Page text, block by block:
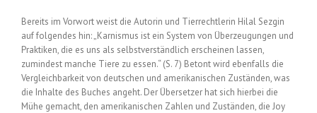
Bereits im Vorwort weist die Autorin und Tierrechtlerin Hilal Sezgin
auf folgendes hin: „Karnismus ist ein System von Überzeugungen und
Praktiken, die es uns als selbstverständlich erscheinen lassen,
zumindest manche Tiere zu essen.“ (S. 7) Betont wird ebenfalls die
Vergleichbarkeit von deutschen und amerikanischen Zuständen, was
die Inhalte des Buches angeht. Der Übersetzer hat sich hierbei die
Mühe gemacht, den amerikanischen Zahlen und Zuständen, die Joy